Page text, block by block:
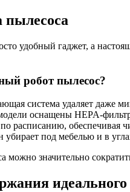
пылесоса
удобный гаджет, а
робот пылесос?
система удаляет даже
оснащены HEPA-
расписанию, обеспечивая
под мебелью и в
можно значительно